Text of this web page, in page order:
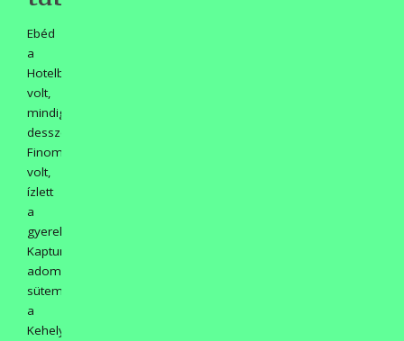
Ebéd
a
Hotelben
volt,
mindig
desszerttel.
Finom
volt,
ízlett
a
gyerekeknek.
Kaptunk
adományként
süteményt
a
Kehely